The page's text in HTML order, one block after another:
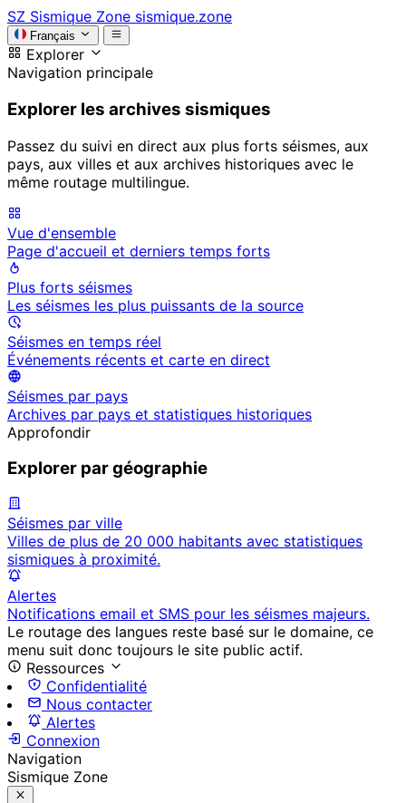
SZ Sismique Zone sismique.zone
Français
Explorer
Navigation principale
Explorer les archives sismiques
Passez du suivi en direct aux plus forts séismes, aux
pays, aux villes et aux archives historiques avec le
même routage multilingue.
Vue d'ensemble
Page d'accueil et derniers temps forts
Plus forts séismes
Les séismes les plus puissants de la source
Séismes en temps réel
Événements récents et carte en direct
Séismes par pays
Archives par pays et statistiques historiques
Approfondir
Explorer par géographie
Séismes par ville
Villes de plus de 20 000 habitants avec statistiques
sismiques à proximité.
Alertes
Notifications email et SMS pour les séismes majeurs.
Le routage des langues reste basé sur le domaine, ce
menu suit donc toujours le site public actif.
Ressources
Confidentialité
Nous contacter
Alertes
Connexion
Navigation
Sismique Zone